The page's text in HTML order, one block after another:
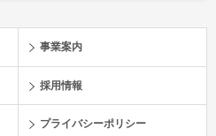
事業案内
採用情報
プライバシーポリシー